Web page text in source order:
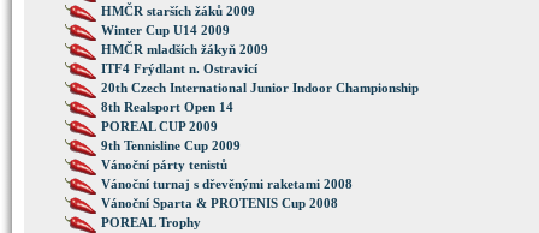
HMČR starších žáků 2009
Winter Cup U14 2009
HMČR mladších žákyň 2009
ITF4 Frýdlant n. Ostravicí
20th Czech International Junior Indoor Championship
8th Realsport Open 14
POREAL CUP 2009
9th Tennisline Cup 2009
Vánoční párty tenistů
Vánoční turnaj s dřevěnými raketami 2008
Vánoční Sparta & PROTENIS Cup 2008
POREAL Trophy